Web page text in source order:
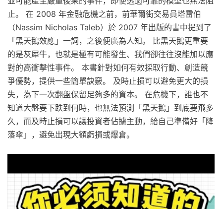
止。 在 2008 年金融危機之前，前華爾街交易員塔雷伯
（Nassim Nicholas Taleb）於 2007 年出版的書中提到了
「黑天鵝效應」一詞，之後便廣為人知。 比黑天鵝更重要
的是灰犀牛，也就是極有可能發生、我們卻往往沒能加以應
對的高衝擊性事件。 本書針對如何有效採取行動、創造競
爭優勢，提供一些簡單訣竅。 及時止損可以避免更大的損
失，為下一次翻盤保留足夠多的資本。 在危機下，誰也不
知道大盤要下跌到何時，也無法預測「黑天鵝」到底要飛多
久，而及時止損可以讓投資者佔據主動，給自己準備好「降
落傘」，避免出現大額虧損或爆倉。